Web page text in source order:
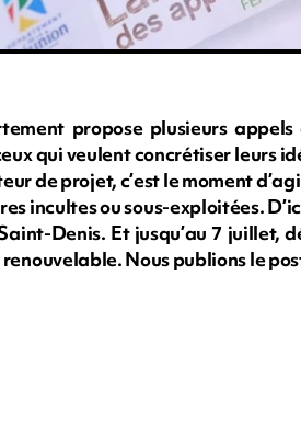
propose plusieurs
qui veulent concrétiser leurs
de projet, c’est le moment
incultes ou sous-exploitées.
Denis. Et jusqu’au 7 juillet,
renouvelable. Nous publions le